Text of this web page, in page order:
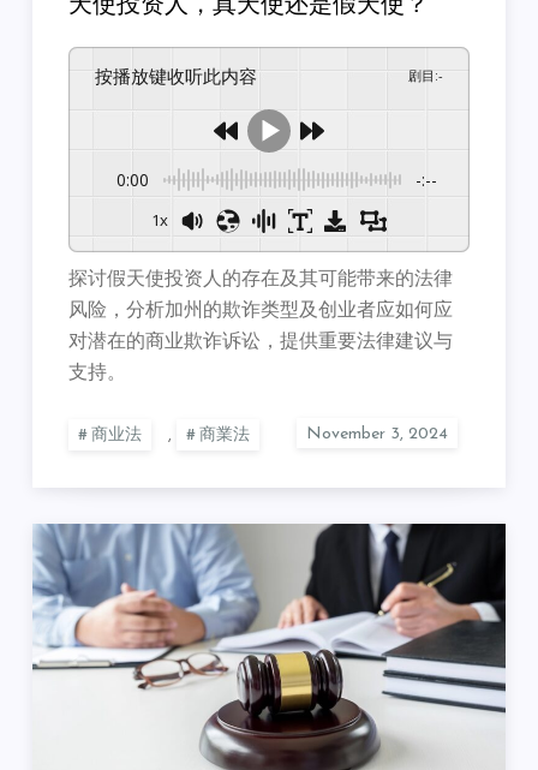
天使投资人，真天使还是假天使？
按播放键收听此内容 剧目 :-
0:00 -:--
1x
探讨假天使投资人的存在及其可能带来的法律
风险，分析加州的欺诈类型及创业者应如何应
对潜在的商业欺诈诉讼，提供重要法律建议与
支持。
商业法 , 商業法